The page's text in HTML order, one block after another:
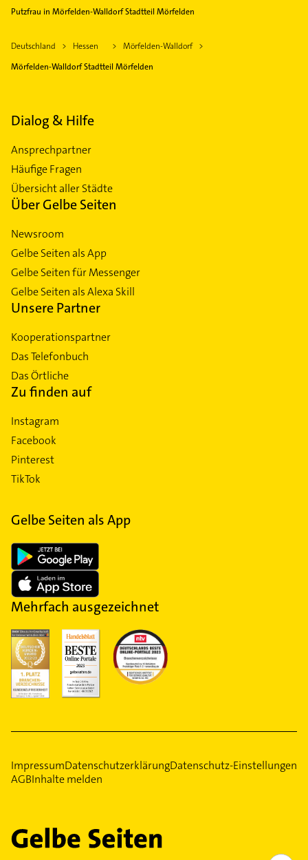
Putzfrau in Mörfelden-Walldorf Stadtteil Mörfelden
Deutschland Hessen
Mörfelden-Walldorf
Mörfelden-Walldorf Stadtteil Mörfelden
Dialog & Hilfe
Ansprechpartner
Häufige Fragen
Übersicht aller Städte
Über Gelbe Seiten
Newsroom
Gelbe Seiten als App
Gelbe Seiten für Messenger
Gelbe Seiten als Alexa Skill
Unsere Partner
Kooperationspartner
Das Telefonbuch
Das Örtliche
Zu finden auf
Instagram
Facebook
Pinterest
TikTok
Gelbe Seiten als App
Mehrfach ausgezeichnet
ImpressumDatenschutzerklärungDatenschutz-Einstellungen
AGBInhalte melden